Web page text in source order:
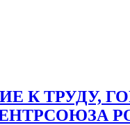
ТРУДУ,